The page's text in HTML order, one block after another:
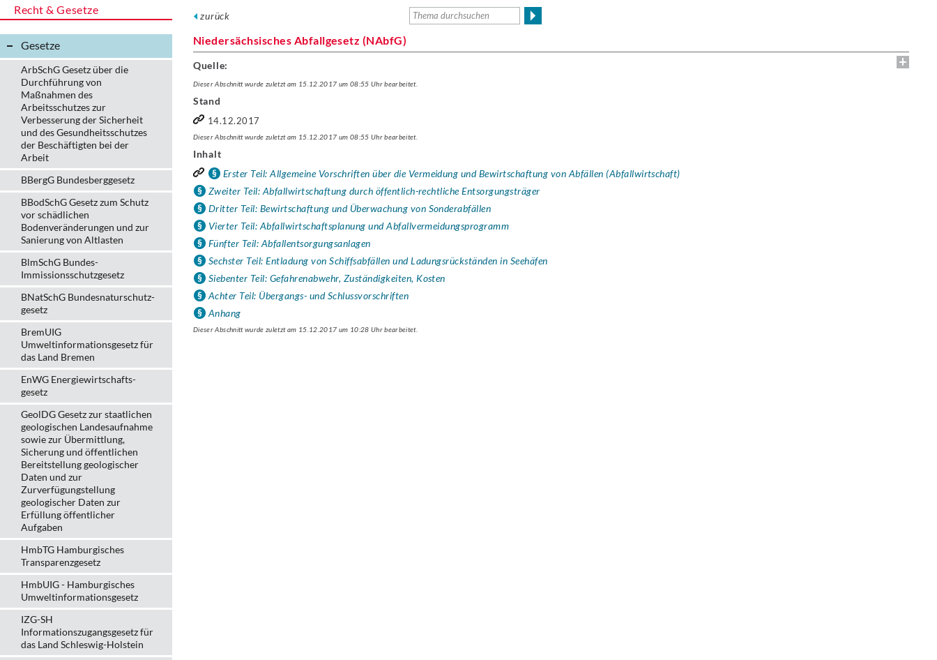
Recht & Gesetze
Gesetze
ArbSchG Gesetz über die
Durchführung von
Maßnahmen des
Arbeitsschutzes zur
Verbesserung der Sicherheit
und des Gesundheitsschutzes
der Beschäftigten bei der
Arbeit
BBergG Bundesberggesetz
BBodSchG Gesetz zum Schutz
vor schädlichen
Bodenveränderungen und zur
Sanierung von Altlasten
BlmSchG Bundes-
Immissionsschutz­gesetz
BNatSchG Bundesnaturschutz-
gesetz
BremUIG
Umweltinformationsgesetz für
das Land Bremen
EnWG Energiewirtschafts-
gesetz
GeolDG Gesetz zur staatlichen
geologischen Landesaufnahme
sowie zur Übermittlung,
Sicherung und öffentlichen
Bereitstellung geologischer
Daten und zur
Zurverfügungstellung
geologischer Daten zur
Erfüllung öffentlicher
Aufgaben
HmbTG Hamburgisches
Transparenzgesetz
HmbUIG - Hamburgisches
Umweltinformationsgesetz
IZG-SH
Informationszugangsgesetz für
das Land Schleswig-Holstein
zurück
Niedersächsisches Abfallgesetz (NAbfG)
Quelle:
Dieser Abschnitt wurde zuletzt am 15.12.2017 um 08:55 Uhr bearbeitet.
Stand
14.12.2017
Dieser Abschnitt wurde zuletzt am 15.12.2017 um 08:55 Uhr bearbeitet.
Inhalt
Erster Teil: Allgemeine Vorschriften über die Vermeidung und Bewirtschaftung von Abfällen (Abfallwirtschaft)
Zweiter Teil: Abfallwirtschaftung durch öffentlich-rechtliche Entsorgungsträger
Dritter Teil: Bewirtschaftung und Überwachung von Sonderabfällen
Vierter Teil: Abfallwirtschaftsplanung und Abfallvermeidungsprogramm
Fünfter Teil: Abfallentsorgungsanlagen
Sechster Teil: Entladung von Schiffsabfällen und Ladungsrückständen in Seehäfen
Siebenter Teil: Gefahrenabwehr, Zuständigkeiten, Kosten
Achter Teil: Übergangs- und Schlussvorschriften
Anhang
Dieser Abschnitt wurde zuletzt am 15.12.2017 um 10:28 Uhr bearbeitet.